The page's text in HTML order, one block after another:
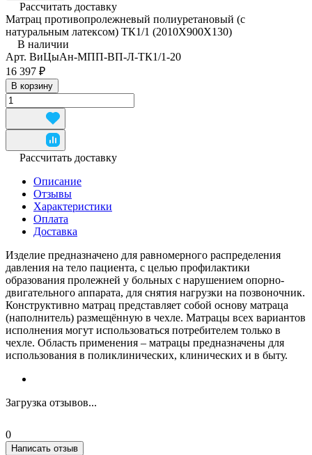
Рассчитать доставку
Матрац противопролежневый полиуретановый (с
натуральным латексом) ТК1/1 (2010Х900Х130)
В наличии
Арт. ВиЦыАн-МПП-ВП-Л-ТК1/1-20
16 397 ₽
В корзину
Рассчитать доставку
Описание
Отзывы
Характеристики
Оплата
Доставка
Изделие предназначено для равномерного распределения
давления на тело пациента, с целью профилактики
образования пролежней у больных с нарушением опорно-
двигательного аппарата, для снятия нагрузки на позвоночник.
Конструктивно матрац представляет собой основу матраца
(наполнитель) размещённую в чехле. Матрацы всех вариантов
исполнения могут использоваться потребителем только в
чехле. Область применения – матрацы предназначены для
использования в поликлинических, клинических и в быту.
Загрузка отзывов...
0
Написать отзыв